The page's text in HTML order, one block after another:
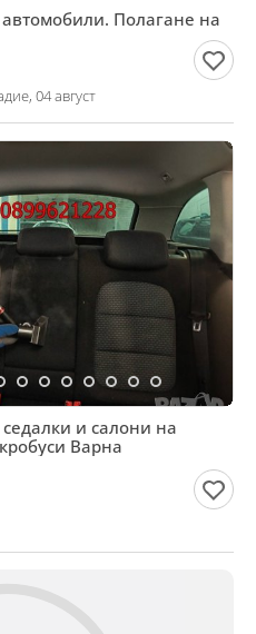
Полагане на
04 август
и салони на
Варна